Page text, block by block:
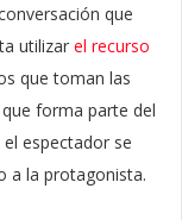
que
utilizar el recurso
que toman las
forma parte del
espectador se
a la protagonista.